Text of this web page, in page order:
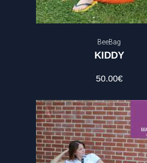
BeeBag
KIDDY
50.00€